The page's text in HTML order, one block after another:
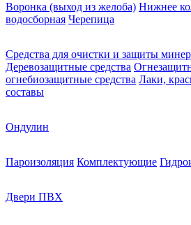
Воронка (выход из желоба) Нижнее
водосборная Черепица
Средства для очистки и защиты
Деревозащитные средства
огнебиозащитные средства Лаки,
составы
Ондулин
Пароизоляция Комплектующие
Двери ПВХ